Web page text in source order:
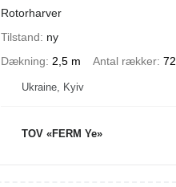
Rotorharver
Tilstand
ny
Dækning
2,5 m Antal rækker 72
Ukraine, Kyiv
TOV «FERM Ye»